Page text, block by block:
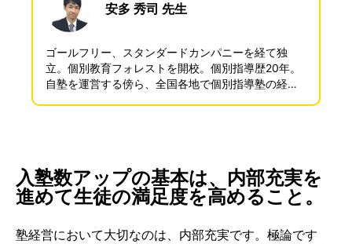
安多 秀司 先生
ゴールフリー、スタンダードカンパニーを経て独
立。個別教育フォレストを開校。個別指導歴20年。
自塾を運営する傍ら、全国各地で個別指導塾の経営
入塾数アップの基本は、内部充実を
進めて生徒の満足度を高めること。
塾経営において大切なのは、内部充実です。極論です